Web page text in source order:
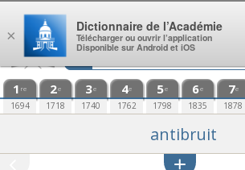
Aller au contenu
1 re
1694
2e
1718
3e
1740
4e
1762
5e
1798
6e
1835
7e
1878
antibruit
×
Dictionnaire de l’Académie
Télécharger ou ouvrir l’application
Disponible sur Android et iOS